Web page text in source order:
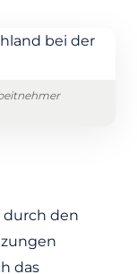
den
das